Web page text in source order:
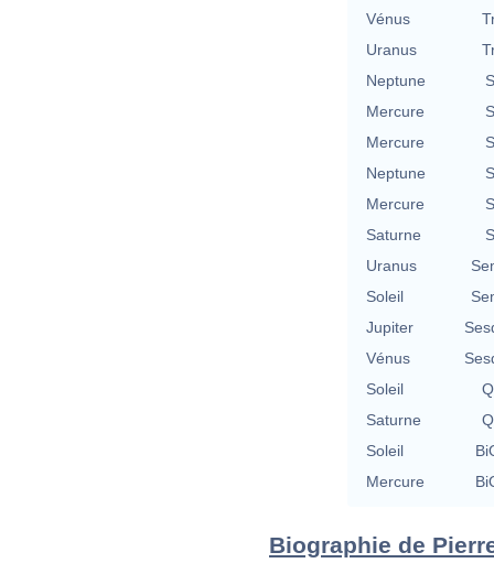
Vénus
Uranus
Neptune
Mercure
Mercure
Neptune
Mercure
Saturne
Uranus
Soleil
Jupiter
Vénus
Soleil
Saturne
Soleil
Mercure
Biographie de